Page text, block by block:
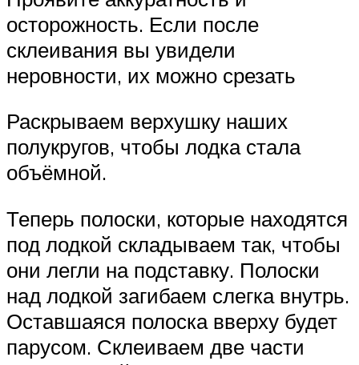
осторожность. Если после
склеивания вы увидели
неровности, их можно срезать
Раскрываем верхушку наших
полукругов, чтобы лодка стала
объёмной.
Теперь полоски, которые находятся
под лодкой складываем так, чтобы
они легли на подставку. Полоски
над лодкой загибаем слегка внутрь.
Оставшаяся полоска вверху будет
парусом. Склеиваем две части